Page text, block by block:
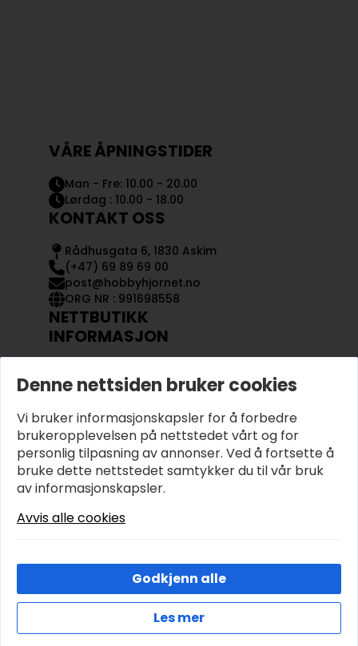
VÅRE ÅPNINGSTIDER
Man - Fre: 10.00 - 20.00
Lørdag : 10.00 - 18.00
KONTAKT OSS
Rådhusgata 6, 1830 Askim
(+47) 69 89 69 00
post@hobbyhjornet.no
ORG NR : 991698558
NETTBUTIKK
INFORMASJON
OM OSS
KJØPSVILKÅR OG BETINGELSER
PERSONVERN
© 2026 Hobbyhjornet.no – Utviklet og designet av
IT-Sentralen AS
Denne nettsiden bruker cookies
Vi bruker informasjonskapsler for å forbedre
brukeropplevelsen på nettstedet vårt og for
personlig tilpasning av annonser. Ved å fortsette å
bruke dette nettstedet samtykker du til vår bruk
av informasjonskapsler.
Avvis alle cookies
Les mer
Godkjenn alle
Cookies